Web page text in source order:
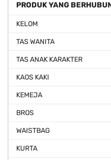
PRODUK YANG
KELOM
TAS WANITA
TAS ANAK KARAKTER
KAOS KAKI
KEMEJA
BROS
WAISTBAG
KURTA